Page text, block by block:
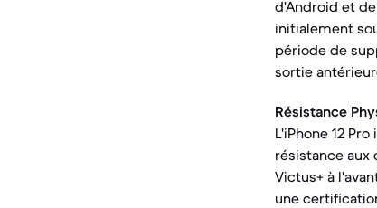
d'Android et
initialement
période de
sortie
Résistance
L'iPhone 12
résistance aux
Victus+ à
une